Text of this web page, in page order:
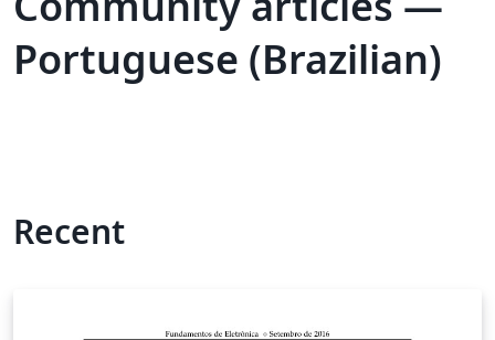
Portuguese (Brazilian)
Recent